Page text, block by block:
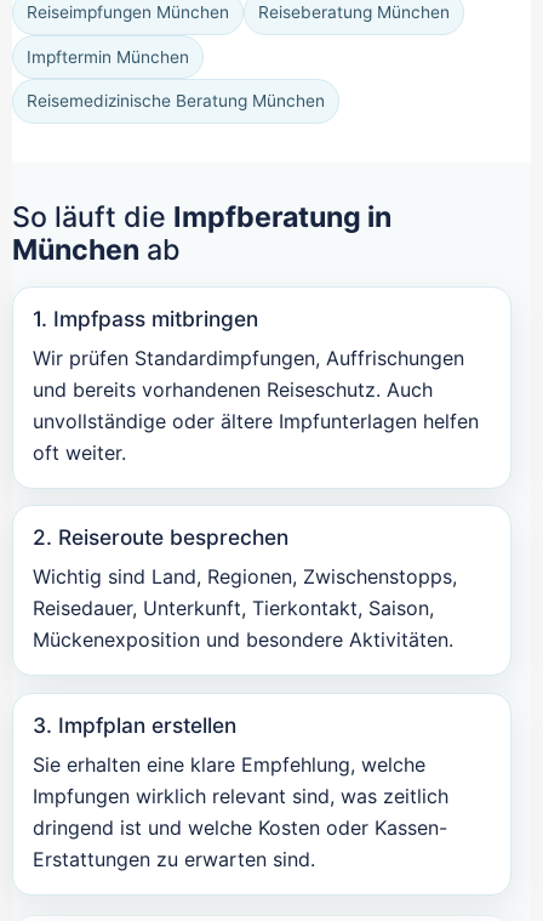
Reiseimpfungen München Reiseberatung München
Impftermin München
Reisemedizinische Beratung München
So läuft die Impfberatung in
München ab
1. Impfpass mitbringen
Wir prüfen Standardimpfungen, Auffrischungen
und bereits vorhandenen Reiseschutz. Auch
unvollständige oder ältere Impfunterlagen helfen
oft weiter.
2. Reiseroute besprechen
Wichtig sind Land, Regionen, Zwischenstopps,
Reisedauer, Unterkunft, Tierkontakt, Saison,
Mückenexposition und besondere Aktivitäten.
3. Impfplan erstellen
Sie erhalten eine klare Empfehlung, welche
Impfungen wirklich relevant sind, was zeitlich
dringend ist und welche Kosten oder Kassen-
Erstattungen zu erwarten sind.